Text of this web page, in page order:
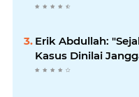
Erik Abdullah:
Kasus Dinilai